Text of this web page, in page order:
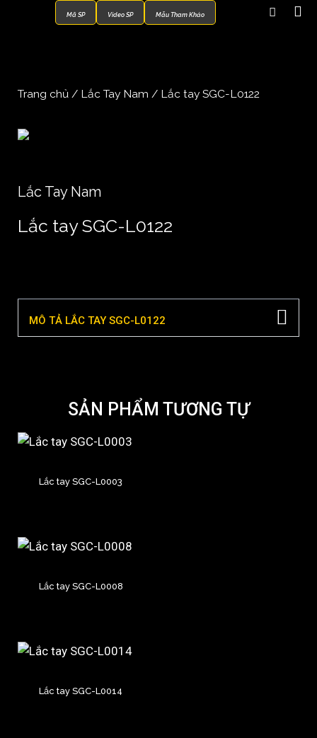
Mã SP Video SP Mẫu Tham Khảo
Trang chủ / Lắc Tay Nam / Lắc tay SGC-L0122
Lắc Tay Nam
Lắc tay SGC-L0122
MÔ TẢ LẮC TAY SGC-L0122
SẢN PHẨM TƯƠNG TỰ
Lắc tay SGC-L0003
Lắc tay SGC-L0008
Lắc tay SGC-L0014